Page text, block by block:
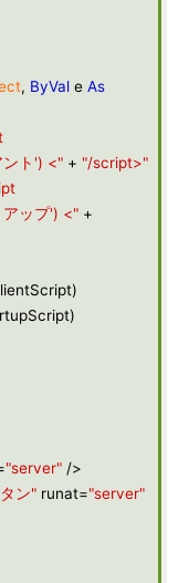
, ByVal e As
ト') <" + "/script>"
ップ') <" +
"server" />
ン" runat="server"